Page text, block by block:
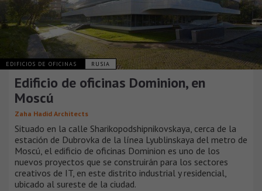
EDIFICIOS DE OFICINAS RUSIA
Edificio de oficinas Dominion, en
Moscú
Zaha Hadid Architects
Situado en la calle Sharikopodshipnikovskaya, cerca de la
estación de Dubrovka de la línea Lyublinskaya del metro de
Moscú, el edificio de oficinas Dominion es uno de los
nuevos proyectos que se construirán para los sectores
creativos de IT, en este distrito industrial y residencial,
ubicado al sureste de la ciudad.